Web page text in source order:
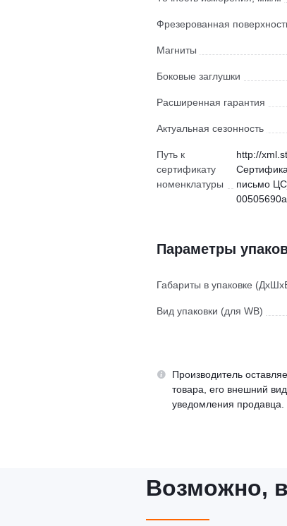
Фрезерованная
Магниты
Боковые заглушки
Расширенная гарантия
Актуальная сезонность
Путь к
сертификату
номенклатуры
http://
письмо
Параметры
Габариты в упаковке
Вид упаковки (для WB)
Производитель
товара, его внешний
уведомления продавца.
Возможно,